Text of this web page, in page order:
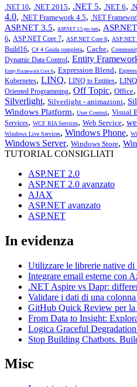
.NET 10, .NET 2015, .NET 5, .NET 6,
4.0, .NET Framework 4.5, .NET
ASP.NET 3.5, ASP.NET 3.5 per tutti,
6, ASP.NET Core 7, ASP.NET Core 8, ASP.NET
Build16, C# 4 Guida completa, Cache,
Dynamic Data Control, Entity
Entity Framework Core 6, Expression Blend,
Kubernetes, LINQ, LINQ to Entities,
Oriented Programming, Off Topic, Office,
Silverlight, Silverlight - animazioni,
Windows Platform, User Control, Visual
Services, WCF RIA Services, Web Service,
Windows Live Services, Windows Phone,
Windows Server, Windows Store,
TUTORIAL CONSIGLIATI
ASP.NET 2.0
ASP.NET 2.0 avanzato
AJAX
ASP.NET avanzato
ASP.NET
In evidenza
Utilizzare le librerie native
Integrare email esterne con
.NET Aspire vs Dapr:
Validare i dati di una
GitHub Quick Review per la
From Data to Insight:
Logica Graceful
Stop Building Chatbots.
Misc